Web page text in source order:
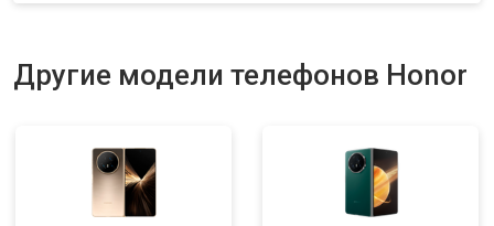
Другие модели телефонов Honor